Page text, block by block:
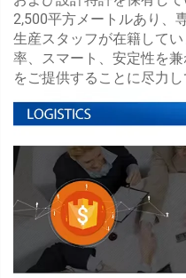
2,500平方メートルあり、
生産スタッフが在籍して
率、スマート、安定性を
をご提供することに尽力し